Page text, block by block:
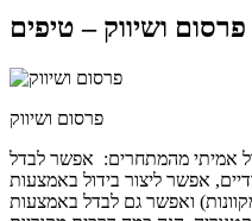
פרסום ושיווק – טיפים
פרסום ושיווק
אמיתי מהמתחרים: אפשר לבדל
אפשר ליצור בידול באמצעות
ואפשר גם לבדל באמצעות